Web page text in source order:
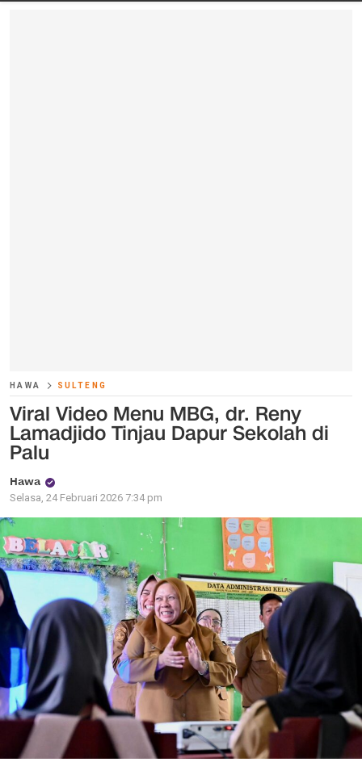
HAWA SULTENG
Viral Video Menu MBG, dr. Reny
Lamadjido Tinjau Dapur Sekolah di
Palu
Hawa
Selasa, 24 Februari 2026 7:34 pm